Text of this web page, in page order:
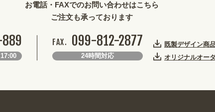
お電話・FAXでのお問い合わせはこちら
ご注文も承っております
FAX. 099-812-2877
24時間対応
既製デザイン商
オリジナルオー